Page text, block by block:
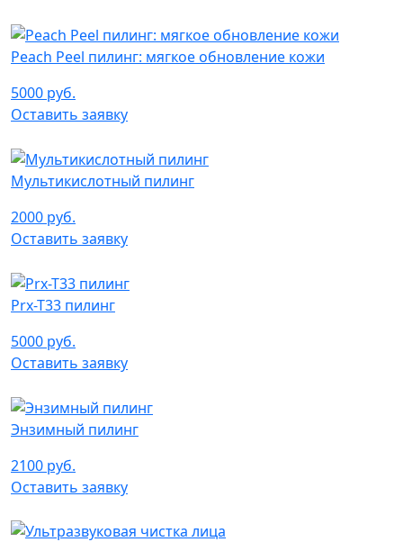
Peach Peel пилинг: мягкое обновление кожи
5000 руб.
Оставить заявку
Мультикислотный пилинг
2000 руб.
Оставить заявку
Prx-T33 пилинг
5000 руб.
Оставить заявку
Энзимный пилинг
2100 руб.
Оставить заявку